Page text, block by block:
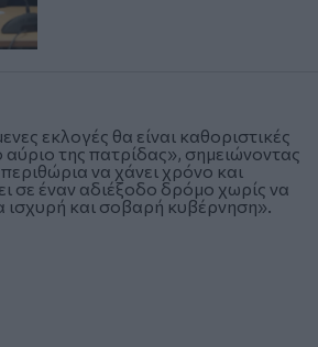
εκλογές θα είναι καθοριστικές
της πατρίδας», σημειώνοντας
να χάνει χρόνο και
σε έναν αδιέξοδο δρόμο χωρίς να
ισχυρή και σοβαρή κυβέρνηση».